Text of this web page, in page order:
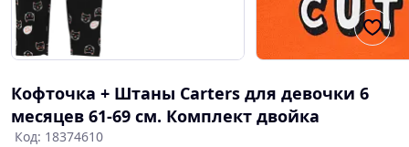
Кофточка + Штаны Carters для девочки 6
месяцев 61-69 см. Комплект двойка
Код: 18374610